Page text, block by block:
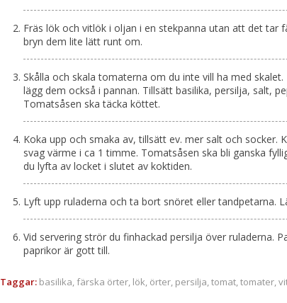
Fräs lök och vitlök i oljan i en stekpanna utan att det tar
bryn dem lite lätt runt om.
Skålla och skala tomaterna om du inte vill ha med
lägg dem också i pannan. Tillsätt basilika, persilja, salt,
Tomatsåsen ska täcka köttet.
Koka upp och smaka av, tillsätt ev. mer salt och socker.
svag värme i ca 1 timme. Tomatsåsen ska bli ganska
du lyfta av locket i slutet av koktiden.
Lyft upp ruladerna och ta bort snöret eller tandpetarna.
Vid servering strör du finhackad persilja över ruladerna.
paprikor är gott till.
Taggar: basilika,färska örter, lök, örter, persilja,tomat,tomater,